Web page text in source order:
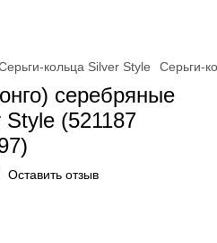
кольца Silver Style Серьги-
серебряные
(521187
Оставить отзыв